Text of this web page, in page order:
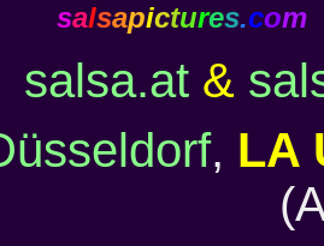
salsapictures.com
salsa.at&
, LA